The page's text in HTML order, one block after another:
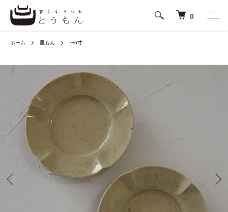
0
ホーム 皿もん 〜5寸